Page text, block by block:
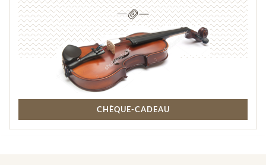
CHÈQUE-CADEAU